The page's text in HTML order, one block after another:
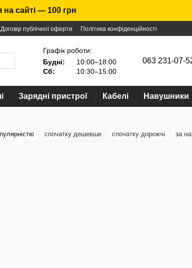
сайті — 100 грн
Договір публічної оферти Політика конфіденційності
Графік роботи:
Будні:
10:00–18:00
Сб:
10:30–15:00
063 231-07-
Зарядні пристрої Кабелі Навушники
спочатку дешевше спочатку дорожчі за